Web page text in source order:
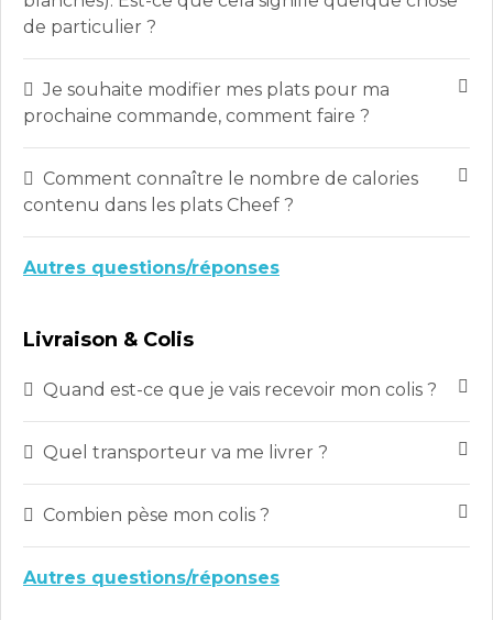
de particulier ?
Je souhaite modifier mes plats pour ma
prochaine commande, comment faire ?
Comment connaître le nombre de calories
contenu dans les plats Cheef ?
Autres questions/réponses
Livraison & Colis
Quand est-ce que je vais recevoir mon colis ?
Quel transporteur va me livrer ?
Combien pèse mon colis ?
Autres questions/réponses